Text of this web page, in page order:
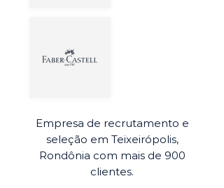
Empresa de recrutamento e
seleção em Teixeirópolis,
Rondônia com mais de 900
clientes.